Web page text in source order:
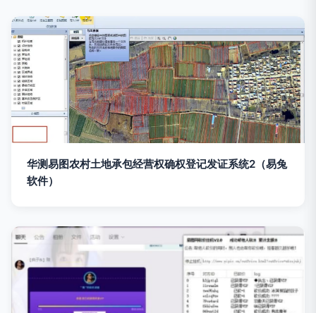
华测易图农村土地承包经营权确权登记发证系统2（易兔
软件）